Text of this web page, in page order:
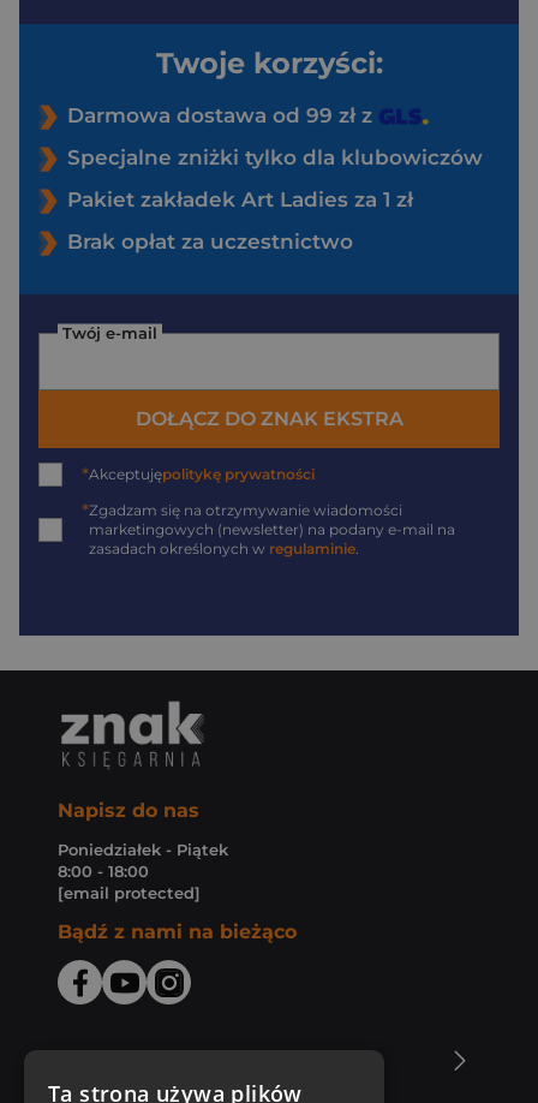
Twoje korzyści:
Darmowa dostawa od 99 zł z
Specjalne zniżki tylko dla klubowiczów
Pakiet zakładek Art Ladies za 1 zł
Brak opłat za uczestnictwo
Twój e-mail
DOŁĄCZ DO ZNAK EKSTRA
*Akceptujępolitykę prywatności
*Zgadzam się na otrzymywanie wiadomości
marketingowych (newsletter) na podany e-mail na
zasadach określonych w regulaminie.
Napisz do nas
Poniedziałek - Piątek
8:00 - 18:00
[email protected]
Bądź z nami na bieżąco
Ta strona używa plików